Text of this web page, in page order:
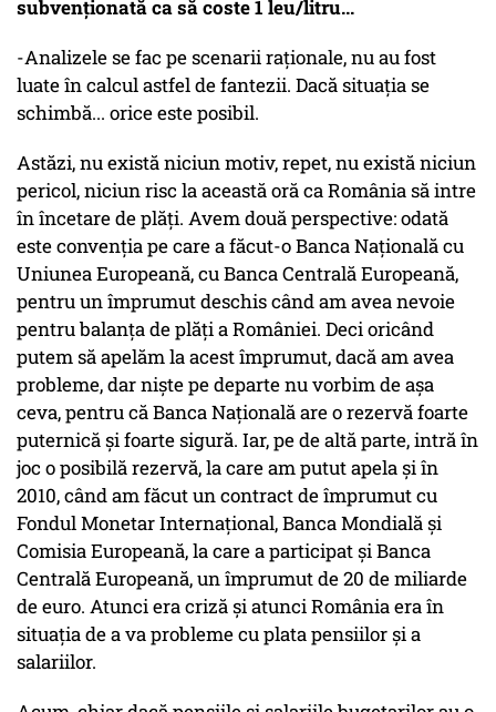
subvenționată ca să coste 1 leu/litru...
-Analizele se fac pe scenarii raționale, nu au fost
luate în calcul astfel de fantezii. Dacă situația se
schimbă... orice este posibil.
Astăzi, nu există niciun motiv, repet, nu există niciun
pericol, niciun risc la această oră ca România să intre
în încetare de plăți. Avem două perspective: odată
este convenția pe care a făcut-o Banca Națională cu
Uniunea Europeană, cu Banca Centrală Europeană,
pentru un împrumut deschis când am avea nevoie
pentru balanța de plăți a României. Deci oricând
putem să apelăm la acest împrumut, dacă am avea
probleme, dar niște pe departe nu vorbim de așa
ceva, pentru că Banca Națională are o rezervă foarte
puternică și foarte sigură. Iar, pe de altă parte, intră în
joc o posibilă rezervă, la care am putut apela și în
2010, când am făcut un contract de împrumut cu
Fondul Monetar Internațional, Banca Mondială și
Comisia Europeană, la care a participat și Banca
Centrală Europeană, un împrumut de 20 de miliarde
de euro. Atunci era criză și atunci România era în
situația de a va probleme cu plata pensiilor și a
salariilor.